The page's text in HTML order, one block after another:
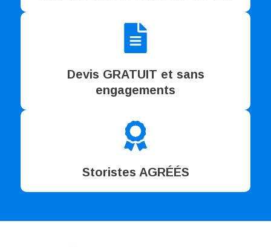
Devis GRATUIT et sans
engagements
Storistes AGRÉÉS